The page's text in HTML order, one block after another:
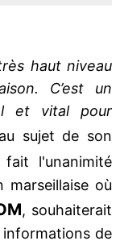
haut niveau
C’est un
et vital pour
sujet de son
fait l'unanimité
marseillaise où
, souhaiterait
de